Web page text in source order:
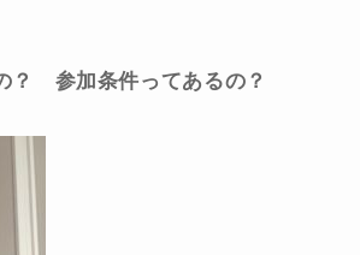
？ 参加条件ってあるの？